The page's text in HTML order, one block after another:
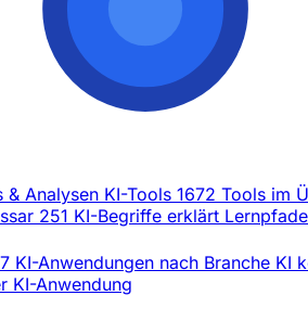
& Analysen KI-Tools 1672 Tools im
251 KI-Begriffe erklärt Lernpfade
KI-Anwendungen nach Branche KI
KI-Anwendung